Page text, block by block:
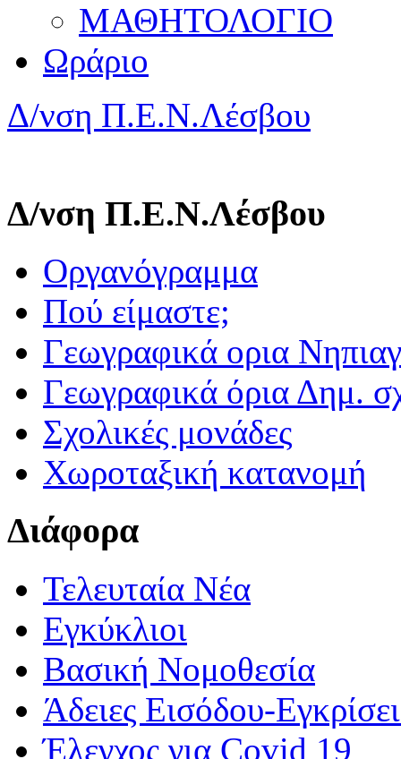
ΜΑΘΗΤΟΛΟΓΙΟ
Ωράριο
Δ/νση Π.Ε.Ν.Λέσβου
Δ/νση Π.Ε.Ν.Λέσβου
Οργανόγραμμα
Πού είμαστε;
Γεωγραφικά ορια
Γεωγραφικά όρια Δημ.
Σχολικές μονάδες
Χωροταξική κατανομή
Διάφορα
Τελευταία Νέα
Εγκύκλιοι
Βασική Νομοθεσία
Άδειες Εισόδου-
Έλεγχος για Covid 19